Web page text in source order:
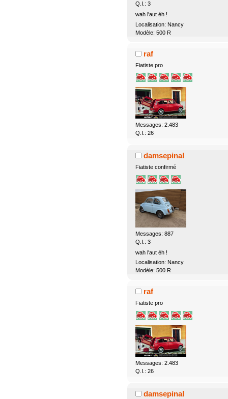
Q.I.: 3
wah l'aut éh !
Localisation: Nancy
Modèle: 500 R
raf
Fiatiste pro
Messages: 2.483
Q.I.: 26
damsepinal
Fiatiste confirmé
Messages: 887
Q.I.: 3
wah l'aut éh !
Localisation: Nancy
Modèle: 500 R
raf
Fiatiste pro
Messages: 2.483
Q.I.: 26
damsepinal